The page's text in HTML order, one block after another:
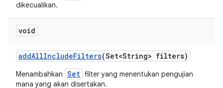
dikecualikan.
void
addAllIncludeFilters(Set<String> filters)
Menambahkan Set filter yang menentukan pengujian
mana yang akan disertakan.